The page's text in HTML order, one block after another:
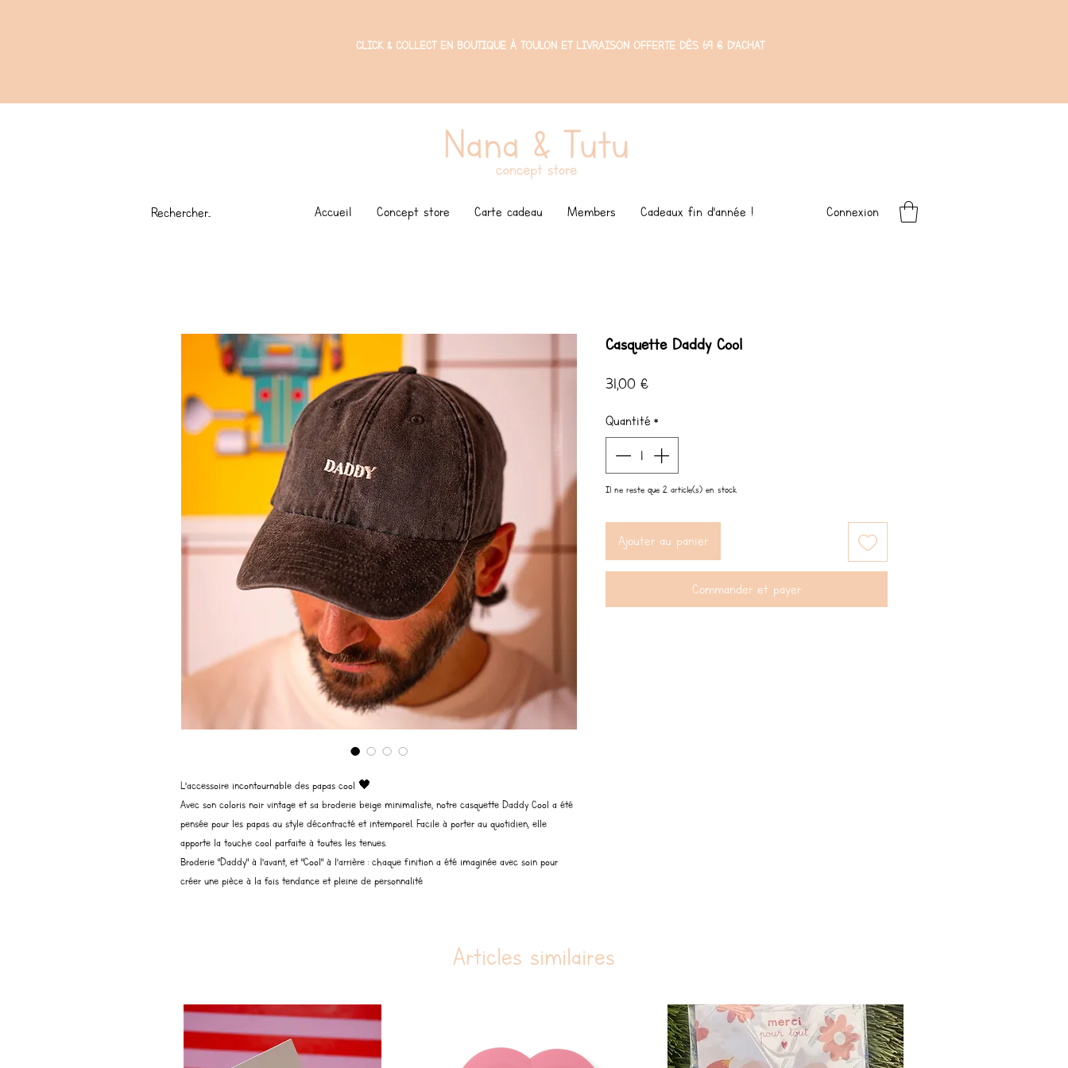
CLICK & COLLECT EN BOUTIQUE À TOULON ET LIVRAISON OFFERTE DÈS 69 € D'ACHAT
Accueil Concept store Carte cadeau Members Cadeaux fin d'année ! Connexion
L’accessoire incontournable des papas cool 🖤
Avec son coloris noir vintage et sa broderie beige minimaliste, notre casquette Daddy Cool a été
pensée pour les papas au style décontracté et intemporel. Facile à porter au quotidien, elle
apporte la touche cool parfaite à toutes les tenues.
Broderie "Daddy" à l’avant, et "Cool" à l’arrière : chaque finition a été imaginée avec soin pour
créer une pièce à la fois tendance et pleine de personnalité
Casquette Daddy Cool
31,00 €Prix
Quantité *
Il ne reste que 2 article(s) en stock
Ajouter au panier
Commander et payer
Articles similaires